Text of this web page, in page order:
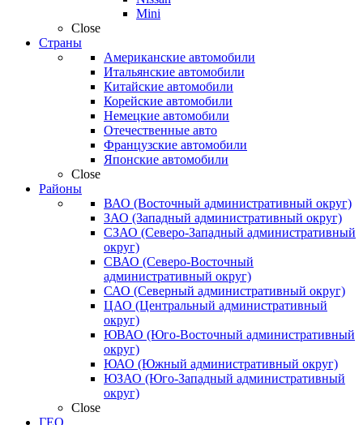
Mini
Close
Страны
Американские автомобили
Итальянские автомобили
Китайские автомобили
Корейские автомобили
Немецкие автомобили
Отечественные авто
Французские автомобили
Японские автомобили
Close
Районы
ВАО (Восточный административный округ)
ЗАО (Западный административный округ)
СЗАО (Северо-Западный административный
округ)
СВАО (Северо-Восточный
административный округ)
САО (Северный административный округ)
ЦАО (Центральный административный
округ)
ЮВАО (Юго-Восточный административный
округ)
ЮАО (Южный административный округ)
ЮЗАО (Юго-Западный административный
округ)
Close
ГЕО